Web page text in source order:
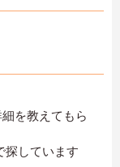
を教えてもら
探しています